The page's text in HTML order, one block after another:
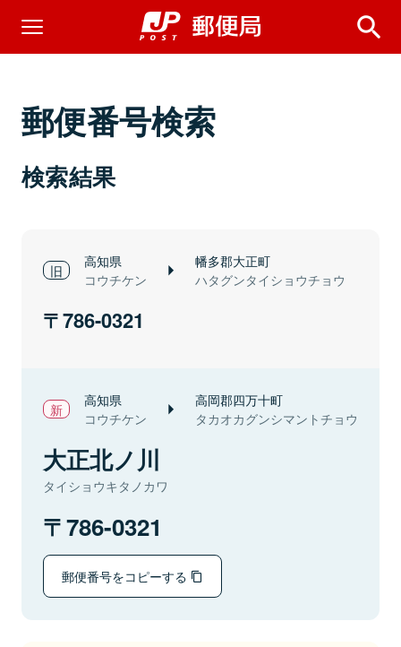
郵便番号検索
検索結果
高知県
コウチケン
幡多郡大正町
ハタグンタイショウチョウ
786-0321
高知県
コウチケン
高岡郡四万十町
タカオカグンシマントチョウ
大正北ノ川
タイショウキタノカワ
786-0321
郵便番号をコピーする